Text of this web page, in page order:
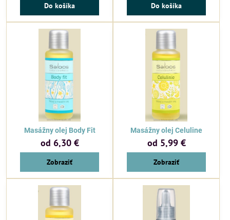
Do košíka Do košíka
Masážny olej Body Fit
od 6,30 €
Zobraziť
Masážny olej Celuline
od 5,99 €
Zobraziť